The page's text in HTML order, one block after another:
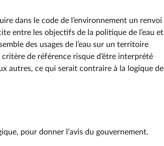
dans le code de l’environnement un renvoi
entre les objectifs de la politique de l’eau et
des usages de l’eau sur un territoire
de référence risque d’être interprété
autres, ce qui serait contraire à la logique de
pour donner l’avis du gouvernement.